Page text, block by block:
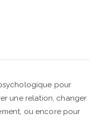
pour
une relation, changer
ou encore pour